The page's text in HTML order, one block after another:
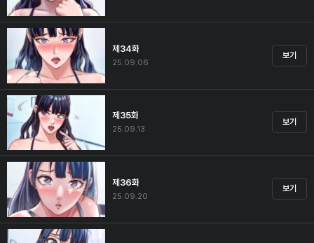
제34화
25.09.06
보기
제35화
25.09.13
보기
제36화
25.09.20
보기